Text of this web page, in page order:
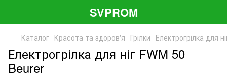
SVPROM
Каталог Красота та здоров'я Грілки Електрогрілка для
Електрогрілка для ніг FWM 50
Beurer